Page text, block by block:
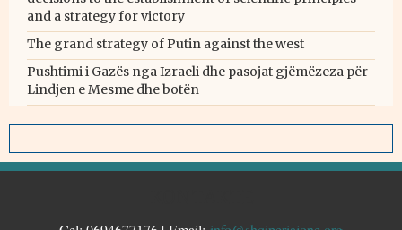
and a strategy for victory
The grand strategy of Putin against the west
Pushtimi i Gazës nga Izraeli dhe pasojat gjëmëzeza për
Lindjen e Mesme dhe botën